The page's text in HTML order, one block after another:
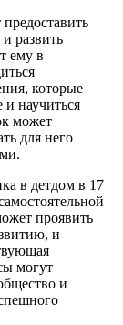
развить
ему в
которые
и научиться
может
для него
в детдом в 17
проявить
и
могут
и